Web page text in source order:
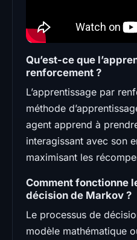
Qu’est-ce que
renforcement ?
L’apprentissage par
méthode
agent apprend à
interagissant avec son
maximisant les
Comment fonctionne
décision de Markov ?
Le processus de
modèle mathématique